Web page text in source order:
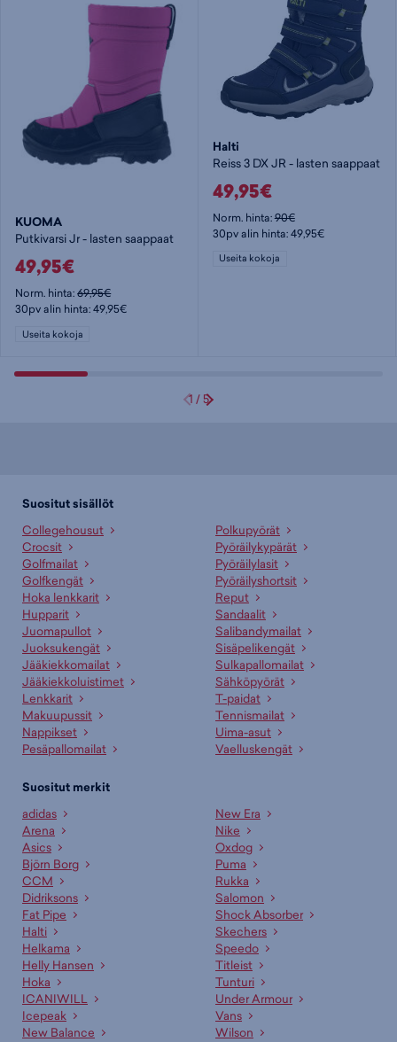
KUOMA
Putkivarsi Jr - lasten saappaat
49,95€
Norm. hinta:69,95€
30pv alin hinta: 49,95€
Useita kokoja
Halti
Reiss 3 DX JR - lasten saappaat
49,95€
Norm. hinta:90€
30pv alin hinta: 49,95€
Useita kokoja
1 /5
Suositut sisällöt
Collegehousut
Crocsit
Golfmailat
Golfkengät
Hoka lenkkarit
Hupparit
Juomapullot
Juoksukengät
Jääkiekkomailat
Jääkiekkoluistimet
Lenkkarit
Makuupussit
Nappikset
Pesäpallomailat
Polkupyörät
Pyöräilykypärät
Pyöräilylasit
Pyöräilyshortsit
Reput
Sandaalit
Salibandymailat
Sisäpelikengät
Sulkapallomailat
Sähköpyörät
T-paidat
Tennismailat
Uima-asut
Vaelluskengät
Suositut merkit
adidas
Arena
Asics
Björn Borg
CCM
Didriksons
Fat Pipe
Halti
Helkama
Helly Hansen
Hoka
ICANIWILL
Icepeak
New Balance
New Era
Nike
Oxdog
Puma
Rukka
Salomon
Shock Absorber
Skechers
Speedo
Titleist
Tunturi
Under Armour
Vans
Wilson